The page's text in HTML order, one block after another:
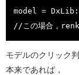
model =
//この場合，
モデルのクリック
本来であれば，